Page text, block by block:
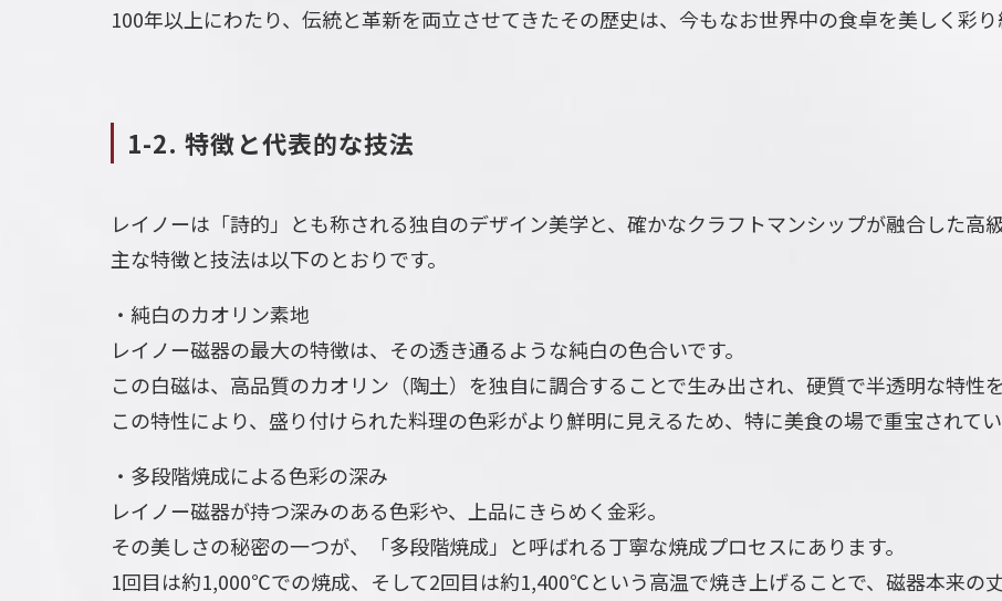
100年以上にわたり、伝統と革新を両立させてきたその歴史は、今もなお世界中の食卓を美しく彩り
1-2. 特徴と代表的な技法
レイノーは「詩的」とも称される独自のデザイン美学と、確かなクラフトマンシップが融合した高
主な特徴と技法は以下のとおりです。
・純白のカオリン素地
レイノー磁器の最大の特徴は、その透き通るような純白の色合いです。
この白磁は、高品質のカオリン（陶土）を独自に調合することで生み出され、硬質で半透明な特性を
この特性により、盛り付けられた料理の色彩がより鮮明に見えるため、特に美食の場で重宝されてい
・多段階焼成による色彩の深み
レイノー磁器が持つ深みのある色彩や、上品にきらめく金彩。
その美しさの秘密の一つが、「多段階焼成」と呼ばれる丁寧な焼成プロセスにあります。
1回目は約1,000℃での焼成、そして2回目は約1,400℃という高温で焼き上げることで、磁器本来の